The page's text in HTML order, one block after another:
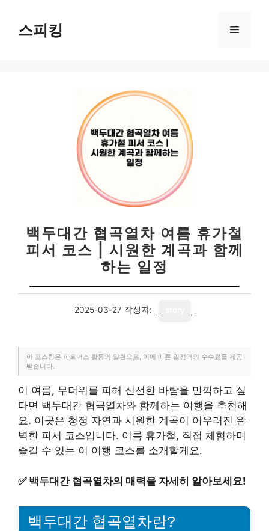
스피킹 메
백두대간 협곡열차 여름 휴가철
피서 코스 | 시원한 계곡과 함께
하는 일정
2025-03-27 작성자:
이 포스팅은 파트너스 활동의 일환으로, 이에 따른 일정액의 수수료를 제공
받습니다.
이 여름, 무더위를 피해 신선한 바람을 만끽하고 싶
다면 백두대간 협곡열차와 함께하는 여행을 추천해
요. 이곳은 청정 자연과 시원한 계곡이 어우러진 완
벽한 피서 코스입니다. 여름 휴가철, 직접 체험하며
즐길 수 있는 이 여행 코스를 소개할게요.
✅ 백두대간 협곡열차의 매력을 자세히 알아보세요!
백두대간 협곡열차란?